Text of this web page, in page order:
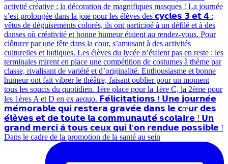
Dans le cadre de la promotion de la santé au sein